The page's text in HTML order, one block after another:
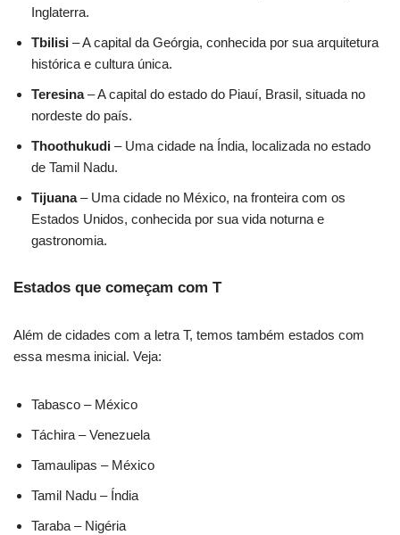
Inglaterra.
Tbilisi – A capital da Geórgia, conhecida por sua arquitetura
histórica e cultura única.
Teresina– A capital do estado do Piauí, Brasil, situada no
nordeste do país.
Thoothukudi – Uma cidade na Índia, localizada no estado
de Tamil Nadu.
Tijuana– Uma cidade no México, na fronteira com os
Estados Unidos, conhecida por sua vida noturna e
gastronomia.
Estados que começam com T
Além de cidades com a letra T, temos também estados com
essa mesma inicial. Veja:
Tabasco – México
Táchira – Venezuela
Tamaulipas – México
Tamil Nadu – Índia
Taraba – Nigéria